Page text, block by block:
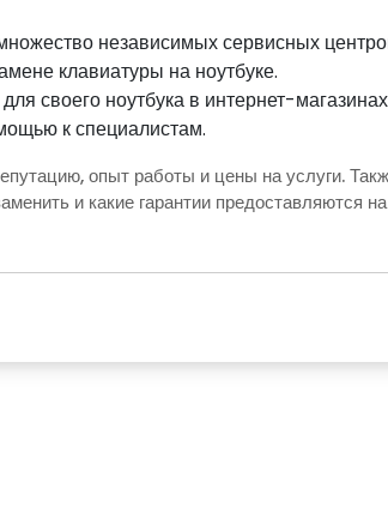
независимых сервисных
клавиатуры на ноутбуке.
своего ноутбука в интернет-
к специалистам.
опыт работы и цены на услуги.
и какие гарантии предоставляются на